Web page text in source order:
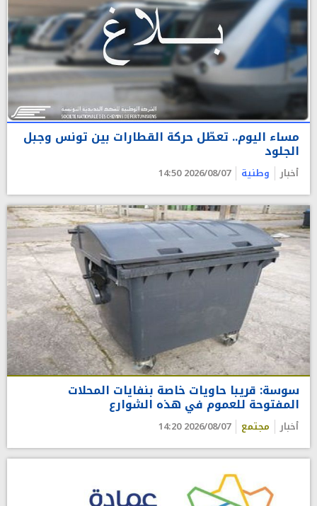
مساء اليوم.. تعطّل حركة القطارات بين تونس وجبل
الجلود
أخبار وطنية 2026/08/07 14:50
سوسة: قريبا حاويات خاصة بنفايات المحلات
المفتوحة للعموم في هذه الشوارع
أخبار مجتمع 2026/08/07 14:20